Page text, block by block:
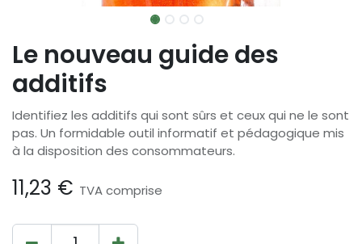
Le nouveau guide des
additifs
Identifiez les additifs qui sont sûrs et ceux qui ne le sont
pas. Un formidable outil informatif et pédagogique mis
à la disposition des consommateurs.
11,23 € TVA comprise